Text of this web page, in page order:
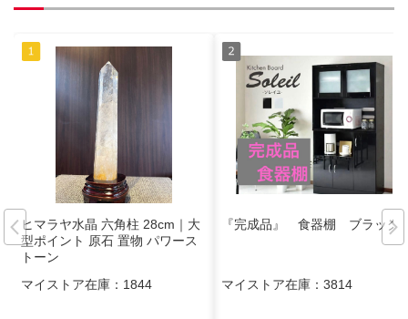
ヒマラヤ水晶 六角柱 28cm｜大
型ポイント 原石 置物 パワース
トーン
マイストア在庫： 1844
『完成品』 食器棚 ブラック
マイストア在庫： 3814